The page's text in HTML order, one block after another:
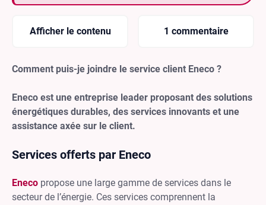
Afficher le contenu 1 commentaire
Comment puis-je joindre le service client Eneco ?
Eneco est une entreprise leader proposant des solutions
énergétiques durables, des services innovants et une
assistance axée sur le client.
Services offerts par Eneco
Eneco propose une large gamme de services dans le
secteur de l’énergie. Ces services comprennent la